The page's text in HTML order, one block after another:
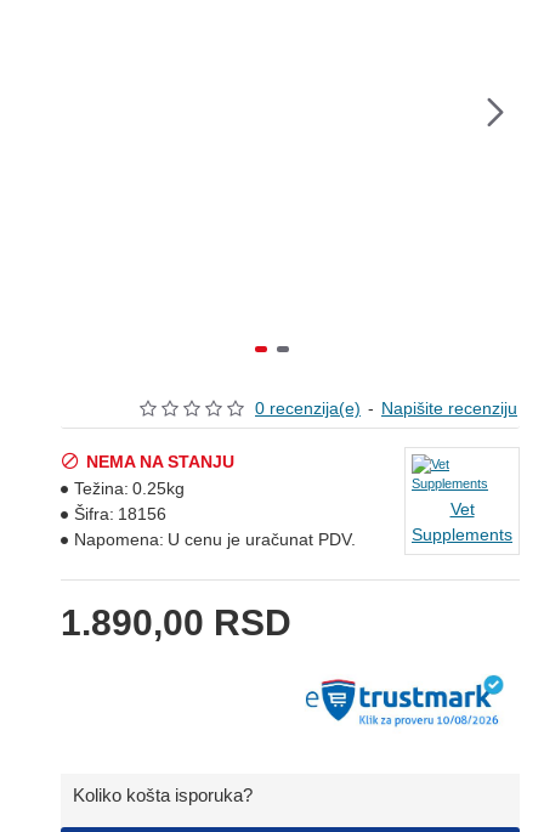
0 recenzija(e) - Napišite recenziju
1.890,00 RSD
NEMA NA STANJU
Težina: 0.25kg
Šifra: 18156
Napomena: U cenu je uračunat PDV.
Vet
Supplements
Koliko košta isporuka?